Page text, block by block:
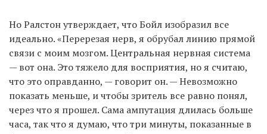
Но Ралстон утверждает, что Бойл изобразил все
идеально. «Перерезая нерв, я обрубал линию прямой
связи с моим мозгом. Центральная нервная система
— вот она. Это тяжело для восприятия, но я считаю,
что это оправданно, — говорит он. — Невозможно
показать меньше, и чтобы зритель все равно понял,
через что я прошел. Сама ампутация длилась больше
часа, так что я думаю, что три минуты, показанные в